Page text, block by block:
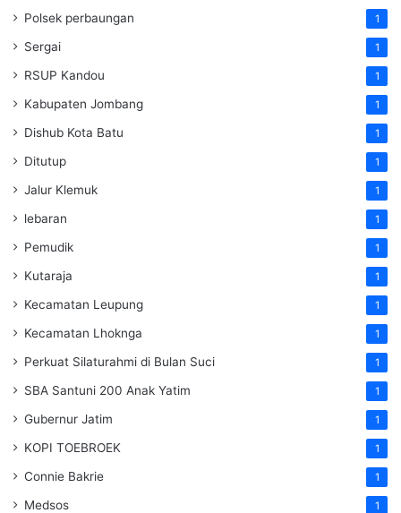
Polsek perbaungan 1
Sergai 1
RSUP Kandou 1
Kabupaten Jombang 1
Dishub Kota Batu 1
Ditutup 1
Jalur Klemuk 1
lebaran 1
Pemudik 1
Kutaraja 1
Kecamatan Leupung 1
Kecamatan Lhoknga 1
Perkuat Silaturahmi di Bulan Suci 1
SBA Santuni 200 Anak Yatim 1
Gubernur Jatim 1
KOPI TOEBROEK 1
Connie Bakrie 1
Medsos 1